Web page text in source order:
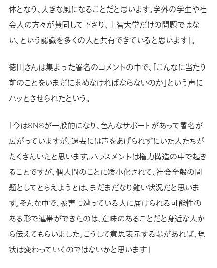
体となり、大きな風になることだと思います。学外の学生や社
会人の方々が賛同して下さり、上智大学だけの問題ではな
い、という認識を多くの人と共有できていると思います」。
徳田さんは集まった署名のコメントの中で、「こんなに当たり
前のことをいまだに求めなければならないのか」という声に
ハッとさせられたという。
「今はSNSが一般的になり、色んなサポートがあって署名が
広がっていますが、過去には声をあげられずにいた人たちが
たくさんいたと思います。ハラスメントは権力構造の中で起き
ることですが、個人間のことに矮小化されて、社会全般の問
題としてとらえようとは、まだまだなり難い状況だと思いま
す。そんな中で、被害に遭っている人に届けられる可能性の
ある形で連帯ができたのは、意味のあることだと身近な人か
ら伝えてもらいました。こうして意思表示する場があれば、現
状は変わっていくのではないかと思います」